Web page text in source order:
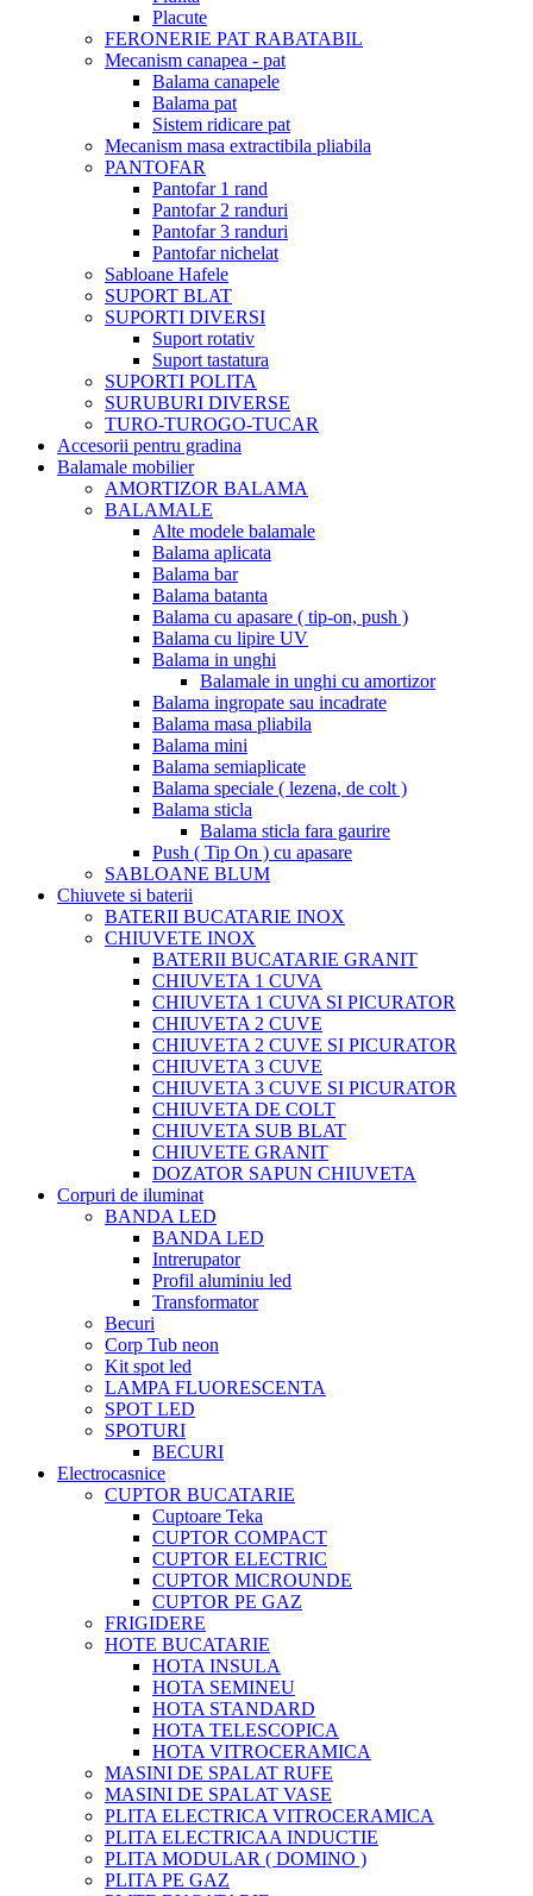
Placute
FERONERIE PAT RABATABIL
Mecanism canapea - pat
Balama canapele
Balama pat
Sistem ridicare pat
Mecanism masa extractibila pliabila
PANTOFAR
Pantofar 1 rand
Pantofar 2 randuri
Pantofar 3 randuri
Pantofar nichelat
Sabloane Hafele
SUPORT BLAT
SUPORTI DIVERSI
Suport rotativ
Suport tastatura
SUPORTI POLITA
SURUBURI DIVERSE
TURO-TUROGO-TUCAR
Accesorii pentru gradina
Balamale mobilier
AMORTIZOR BALAMA
BALAMALE
Alte modele balamale
Balama aplicata
Balama bar
Balama batanta
Balama cu apasare ( tip-on, push )
Balama cu lipire UV
Balama in unghi
Balamale in unghi cu amortizor
Balama ingropate sau incadrate
Balama masa pliabila
Balama mini
Balama semiaplicate
Balama speciale ( lezena, de colt )
Balama sticla
Balama sticla fara gaurire
Push ( Tip On ) cu apasare
SABLOANE BLUM
Chiuvete si baterii
BATERII BUCATARIE INOX
CHIUVETE INOX
BATERII BUCATARIE GRANIT
CHIUVETA 1 CUVA
CHIUVETA 1 CUVA SI PICURATOR
CHIUVETA 2 CUVE
CHIUVETA 2 CUVE SI PICURATOR
CHIUVETA 3 CUVE
CHIUVETA 3 CUVE SI PICURATOR
CHIUVETA DE COLT
CHIUVETA SUB BLAT
CHIUVETE GRANIT
DOZATOR SAPUN CHIUVETA
Corpuri de iluminat
BANDA LED
BANDA LED
Intrerupator
Profil aluminiu led
Transformator
Becuri
Corp Tub neon
Kit spot led
LAMPA FLUORESCENTA
SPOT LED
SPOTURI
BECURI
Electrocasnice
CUPTOR BUCATARIE
Cuptoare Teka
CUPTOR COMPACT
CUPTOR ELECTRIC
CUPTOR MICROUNDE
CUPTOR PE GAZ
FRIGIDERE
HOTE BUCATARIE
HOTA INSULA
HOTA SEMINEU
HOTA STANDARD
HOTA TELESCOPICA
HOTA VITROCERAMICA
MASINI DE SPALAT RUFE
MASINI DE SPALAT VASE
PLITA ELECTRICA VITROCERAMICA
PLITA ELECTRICAA INDUCTIE
PLITA MODULAR ( DOMINO )
PLITA PE GAZ